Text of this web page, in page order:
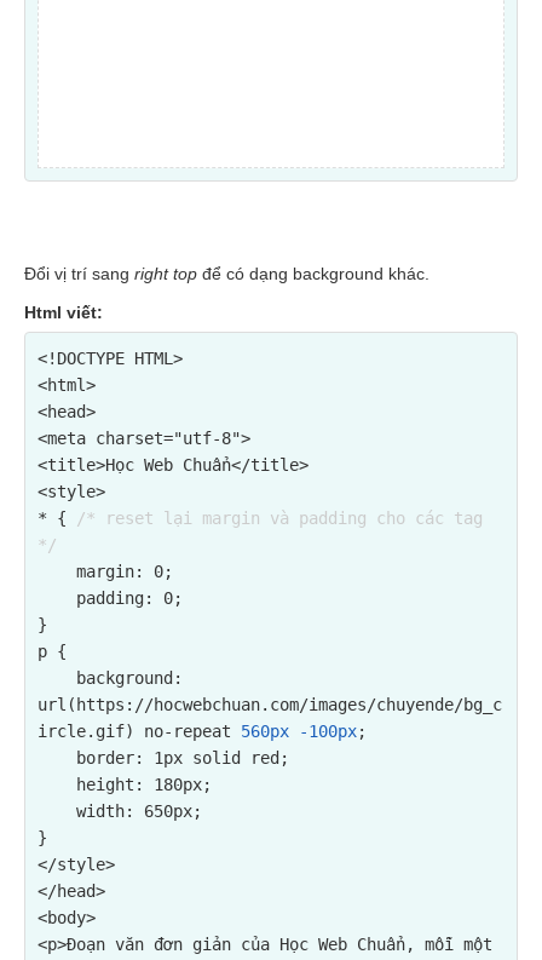
Đổi vị trí sang right top để có dạng background khác.
Html viết:
<!DOCTYPE HTML>
<html>
<head>
<meta charset="utf-8">
<title>Học Web Chuẩn</title>
<style>
* {
/* reset lại margin và padding cho các tag
*/
}
p {
background:
url(https://hocwebchuan.com/images/chuyende/bg_c
ircle.gif) no-repeat 560px -100px;
}
</style>
</head>
<p>Đoạn văn đơn giản của Học Web Chuẩn, mỗi một